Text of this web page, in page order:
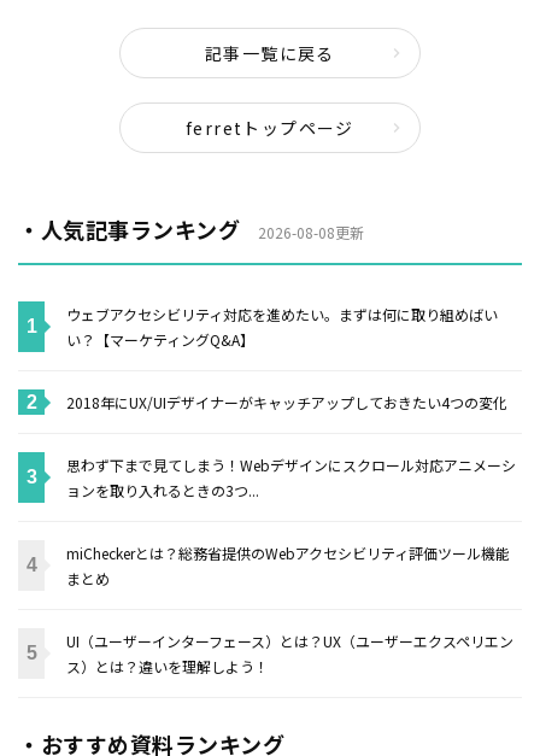
記事一覧に戻る
ferretトップページ
・人気記事ランキング 2026-08-08更新
ウェブアクセシビリティ対応を進めたい。まずは何に取り組めばい
い？【マーケティングQ&A】
2018年にUX/UIデザイナーがキャッチアップしておきたい4つの変化
思わず下まで見てしまう！Webデザインにスクロール対応アニメーシ
ョンを取り入れるときの3つ...
miCheckerとは？総務省提供のWebアクセシビリティ評価ツール機能
まとめ
UI（ユーザーインターフェース）とは？UX（ユーザーエクスペリエン
ス）とは？違いを理解しよう！
・おすすめ資料ランキング